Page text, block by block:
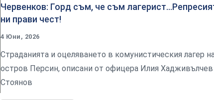
Червенков: Горд съм, че съм
ни прави чест!
4 Юни, 2026
Страданията и оцеляването в комунистическия лагер
остров Персин, описани от офицера Илия Хадживълчев
Стоянов